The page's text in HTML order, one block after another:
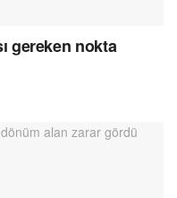
gereken nokta